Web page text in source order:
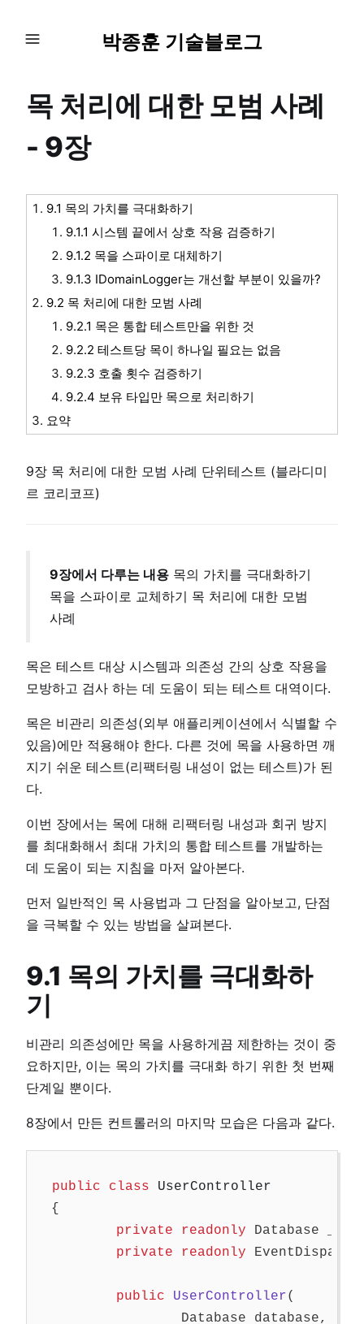
박종훈 기술블로그
목 처리에 대한 모범 사례
- 9장
9.1 목의 가치를 극대화하기
9.1.1 시스템 끝에서 상호 작용 검증하기
9.1.2 목을 스파이로 대체하기
9.1.3 IDomainLogger는 개선할 부분이 있을까?
9.2 목 처리에 대한 모범 사례
9.2.1 목은 통합 테스트만을 위한 것
9.2.2 테스트당 목이 하나일 필요는 없음
9.2.3 호출 횟수 검증하기
9.2.4 보유 타입만 목으로 처리하기
요약
9장 목 처리에 대한 모범 사례 단위테스트 (블라디미
르 코리코프)
9장에서 다루는 내용 목의 가치를 극대화하기
목을 스파이로 교체하기 목 처리에 대한 모범
사례
목은 테스트 대상 시스템과 의존성 간의 상호 작용을
모방하고 검사 하는 데 도움이 되는 테스트 대역이다.
목은 비관리 의존성(외부 애플리케이션에서 식별할 수
있음)에만 적용해야 한다. 다른 것에 목을 사용하면 깨
지기 쉬운 테스트(리팩터링 내성이 없는 테스트)가 된
다.
이번 장에서는 목에 대해 리팩터링 내성과 회귀 방지
를 최대화해서 최대 가치의 통합 테스트를 개발하는
데 도움이 되는 지침을 마저 알아본다.
먼저 일반적인 목 사용법과 그 단점을 알아보고, 단점
을 극복할 수 있는 방법을 살펴본다.
9.1 목의 가치를 극대화하
기
비관리 의존성에만 목을 사용하게끔 제한하는 것이 중
요하지만, 이는 목의 가치를 극대화 하기 위한 첫 번째
단계일 뿐이다.
8장에서 만든 컨트롤러의 마지막 모습은 다음과 같다.
public class
UserController
{
private
readonly Database
private
readonly
public UserController(
Database
database,